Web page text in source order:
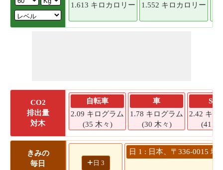
1.613 キロカロリー
1.552 キロカロリー
CO2
排出量
対木
自転車
2.09 キログラム
(35 木々)
車
1.78 キログラム
(30 木々)
SUV
2.42 キロ
(41 木
きみの
毎日
+ 日 3
日 1 : 日本、〒336-0015